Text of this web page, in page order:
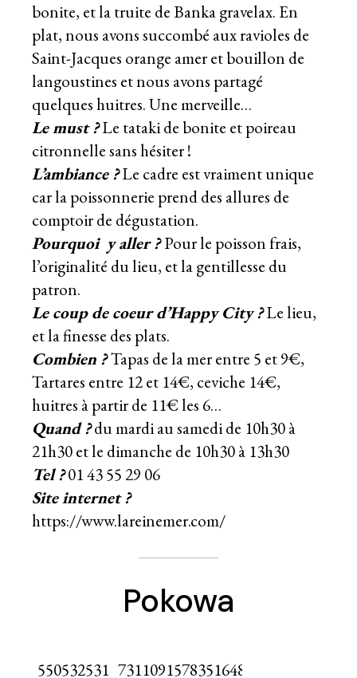
bonite, et la truite de Banka gravelax. En
plat, nous avons succombé aux ravioles de
Saint-Jacques orange amer et bouillon de
langoustines et nous avons partagé
quelques huitres. Une merveille…
Le must ?Le tataki de bonite et poireau
citronnelle sans hésiter !
L’ambiance ?Le cadre est vraiment unique
car la poissonnerie prend des allures de
comptoir de dégustation.
Pourquoi y aller ?Pour le poisson frais,
l’originalité du lieu, et la gentillesse du
patron.
Le coup de coeur d’Happy City ?Le lieu,
et la finesse des plats.
Combien ?Tapas de la mer entre 5 et 9€,
Tartares entre 12 et 14€, ceviche 14€,
huitres à partir de 11€ les 6…
Quand ?du mardi au samedi de 10h30 à
21h30 et le dimanche de 10h30 à 13h30
Tel ?01 43 55 29 06
Site internet ?
https://www.lareinemer.com/
Pokowa